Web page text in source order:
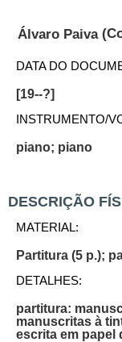
Álvaro Paiva
DATA DO
[19--?]
INSTRUMENTO/
piano; piano
DESCRIÇÃO
MATERIAL:
Partitura (5 p.);
DETALHES:
partitura:
manuscritas à
escrita em papel